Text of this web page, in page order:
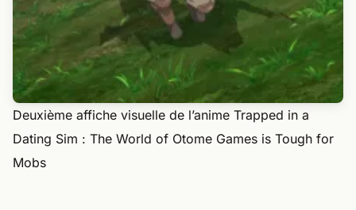
Deuxième affiche visuelle de l’anime Trapped in a
Dating Sim : The World of Otome Games is Tough for
Mobs